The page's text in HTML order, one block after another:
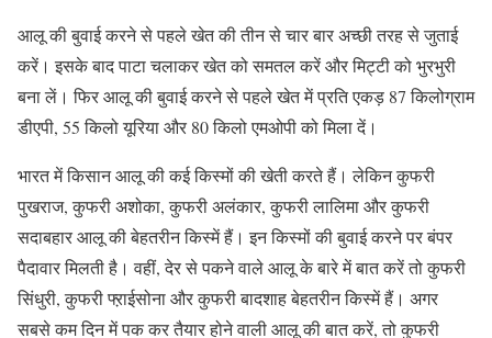
आलू की बुवाई करने से पहले खेत की तीन से चार बार अच्छी तरह से जुताई
करें। इसके बाद पाटा चलाकर खेत को समतल करें और मिट्टी को भुरभुरी
बना लें। फिर आलू की बुवाई करने से पहले खेत में प्रति एकड़ 87 किलोग्राम
डीएपी, 55 किलो यूरिया और 80 किलो एमओपी को मिला दें।
भारत में किसान आलू की कई किस्मों की खेती करते हैं। लेकिन कुफरी
पुखराज, कुफरी अशोका, कुफरी अलंकार, कुफरी लालिमा और कुफरी
सदाबहार आलू की बेहतरीन किस्में हैं। इन किस्मों की बुवाई करने पर बंपर
पैदावार मिलती है। वहीं, देर से पकने वाले आलू के बारे में बात करें तो कुफरी
सिंधुरी, कुफरी फ्ऱाईसोना और कुफरी बादशाह बेहतरीन किस्में हैं। अगर
सबसे कम दिन में पक कर तैयार होने वाली आलू की बात करें, तो कुफरी